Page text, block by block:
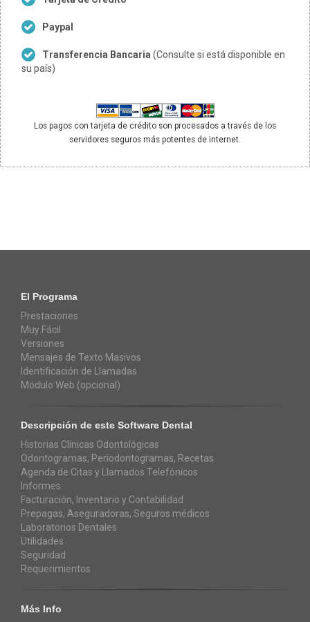
Paypal
Transferencia Bancaria (Consulte si está disponible en
su país)
Los pagos con tarjeta de crédito son procesados a través de los
servidores seguros más potentes de internet.
El Programa
Prestaciones
Muy Fácil
Versiones
Mensajes de Texto Masivos
Identificación de Llamadas
Módulo Web (opcional)
Descripción de este Software Dental
Historias Clínicas Odontológicas
Odontogramas, Periodontogramas, Recetas
Agenda de Citas y Llamados Telefónicos
Informes
Facturación, Inventario y Contabilidad
Prepagas, Aseguradoras, Seguros médicos
Laboratorios Dentales
Utilidades
Seguridad
Requerimientos
Más Info